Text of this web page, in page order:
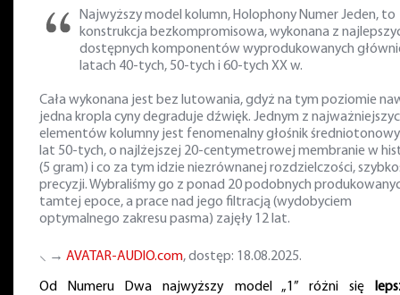
Najwyższy model kolumn, Holophony Numer Jeden, to
konstrukcja bezkompromisowa, wykonana z
dostępnych komponentów wyprodukowanych
latach 40-tych, 50-tych i 60-tych XX w.
Cała wykonana jest bez lutowania, gdyż na tym poziomie
jedna kropla cyny degraduje dźwięk. Jednym z
elementów kolumny jest fenomenalny głośnik
lat 50-tych, o najlżejszej 20-centymetrowej membranie w
(5 gram) i co za tym idzie niezrównanej rozdzielczości,
precyzji. Wybraliśmy go z ponad 20 podobnych
tamtej epoce, a prace nad jego filtracją (wydobyciem
optymalnego zakresu pasma) zajęły 12 lat.
⸜ → AVATAR-AUDIO.com, dostęp: 18.08.2025.
Od Numeru Dwa najwyższy model „1” różni się